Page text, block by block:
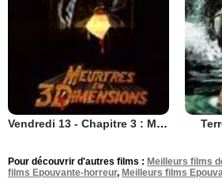
Vendredi 13 - Chapitre 3 : Meurtres en 3 Dimensions
Pour découvrir d'autres films : Meilleurs films
films Epouvante-horreur, Meilleurs films